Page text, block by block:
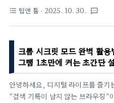
는 파일시스템 손상이나 하드디스크
원인일 가능성이 높습니다.이때는
고, 아래 절차에 따라 차근히 점검
저 할 일: 전원 재부팅– 리모컨 전원
라, 셋톱박스 뒤쪽 노란색 전원 케
리했다가 다시 연결해 재부팅합니
는 업데이트가 잦아, 재부팅만으로
결되는 경우가 많습니다.– “어제까
만 이상” 같은 증상은 재부팅으로
우가 많습니다.보조 리모컨 음성 인
tv 홈 화면에서 음성검색 버튼을 누
format_list_bulleted 팁앤 툴 · 2025. 10. 30. textsms
크롬 시크릿 모드 완벽 활
그램 1초만에 켜는 초간단
안녕하세요, 디지털 라이프를 즐기
"검색 기록이 남지 않는 브라우징"